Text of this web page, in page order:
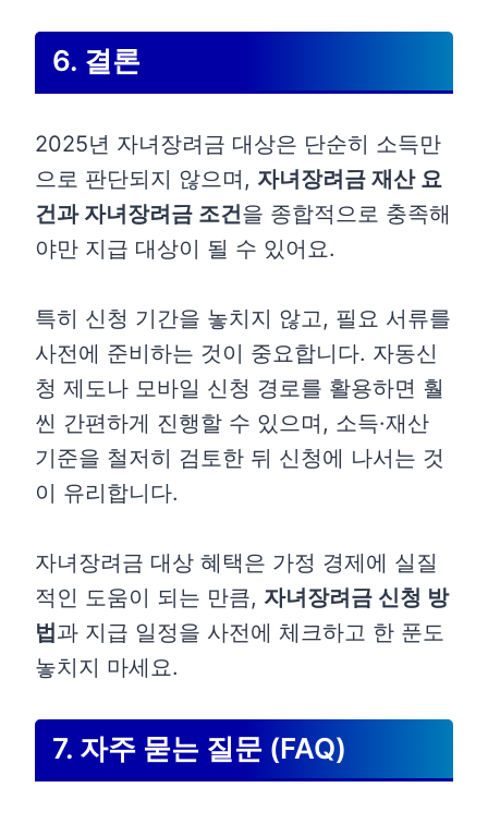
6. 결론
2025년 자녀장려금 대상은 단순히 소득만
으로 판단되지 않으며, 자녀장려금 재산 요
건과 자녀장려금 조건을 종합적으로 충족해
야만 지급 대상이 될 수 있어요.
특히 신청 기간을 놓치지 않고, 필요 서류를
사전에 준비하는 것이 중요합니다. 자동신
청 제도나 모바일 신청 경로를 활용하면 훨
씬 간편하게 진행할 수 있으며, 소득·재산
기준을 철저히 검토한 뒤 신청에 나서는 것
이 유리합니다.
자녀장려금 대상 혜택은 가정 경제에 실질
적인 도움이 되는 만큼, 자녀장려금 신청 방
법과 지급 일정을 사전에 체크하고 한 푼도
놓치지 마세요.
7. 자주 묻는 질문 (FAQ)